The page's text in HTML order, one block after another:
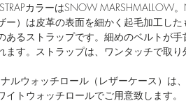
カラーはSNOW MARSHMALLOW。
ー）は皮革の表面を細かく起毛加工し
あるストラップです。細めのベルトが
ます。ストラップは、ワンタッチで取り
ナルウォッチロール（レザーケース）は
イトウォッチロールでご用意致します。